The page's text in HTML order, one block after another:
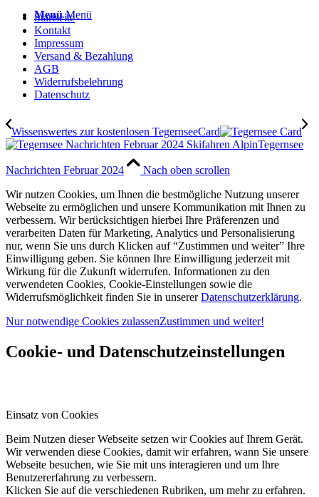
Menü Menü
Startseite
Kontakt
Impressum
Versand & Bezahlung
AGB
Widerrufsbelehrung
Datenschutz
Wissenswertes zur kostenlosen TegernseeCard
Tegernsee
Nachrichten Februar 2024
Nach oben scrollen
Wir nutzen Cookies, um Ihnen die bestmögliche Nutzung unserer
Webseite zu ermöglichen und unsere Kommunikation mit Ihnen zu
verbessern. Wir berücksichtigen hierbei Ihre Präferenzen und
verarbeiten Daten für Marketing, Analytics und Personalisierung
nur, wenn Sie uns durch Klicken auf “Zustimmen und weiter” Ihre
Einwilligung geben. Sie können Ihre Einwilligung jederzeit mit
Wirkung für die Zukunft widerrufen. Informationen zu den
verwendeten Cookies, Cookie-Einstellungen sowie die
Widerrufsmöglichkeit finden Sie in unsererDatenschutzerklärung.
Nur notwendige Cookies zulassenZustimmen und weiter!
Cookie- und Datenschutzeinstellungen
Einsatz von Cookies
Beim Nutzen dieser Webseite setzen wir Cookies auf Ihrem Gerät.
Wir verwenden diese Cookies, damit wir erfahren, wann Sie unsere
Webseite besuchen, wie Sie mit uns interagieren und um Ihre
Benutzererfahrung zu verbessern.
Klicken Sie auf die verschiedenen Rubriken, um mehr zu erfahren.